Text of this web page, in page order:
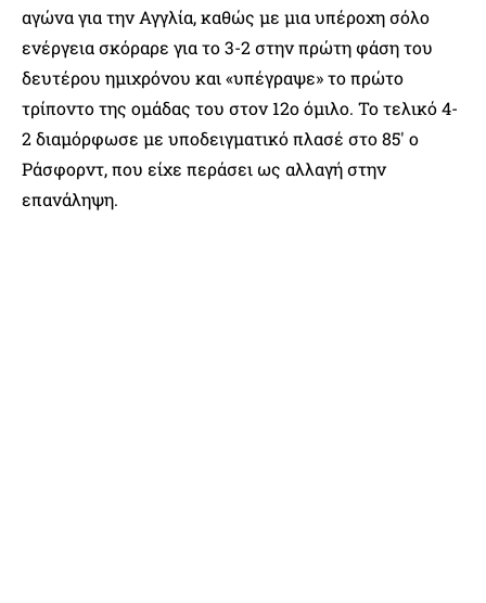
αγώνα για την Αγγλία, καθώς με μια υπέροχη σόλο
ενέργεια σκόραρε για το 3-2 στην πρώτη φάση του
δευτέρου ημιχρόνου και «υπέγραψε» το πρώτο
τρίποντο της ομάδας του στον 12ο όμιλο. Το τελικό 4-
2 διαμόρφωσε με υποδειγματικό πλασέ στο 85′ ο
Ράσφορντ, που είχε περάσει ως αλλαγή στην
επανάληψη.